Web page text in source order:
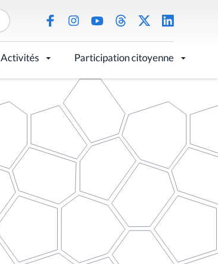
Activités Participation citoyenne